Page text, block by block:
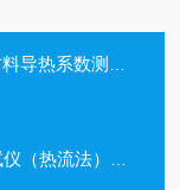
热系数测试仪
流法）热阻仪